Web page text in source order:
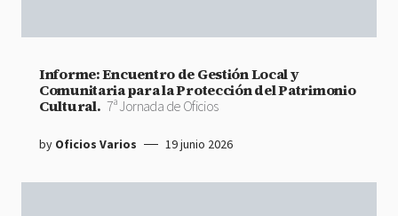
Informe: Encuentro de Gestión Local y
Comunitaria para la Protección del Patrimonio
Cultural. 7ª Jornada de Oficios
by Oficios Varios 19 junio 2026